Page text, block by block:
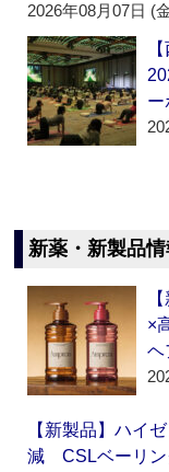
2026年08月07日 (
新薬・新製品情
×
ヘ
【新製品】ハイ
減 CSLベーリン